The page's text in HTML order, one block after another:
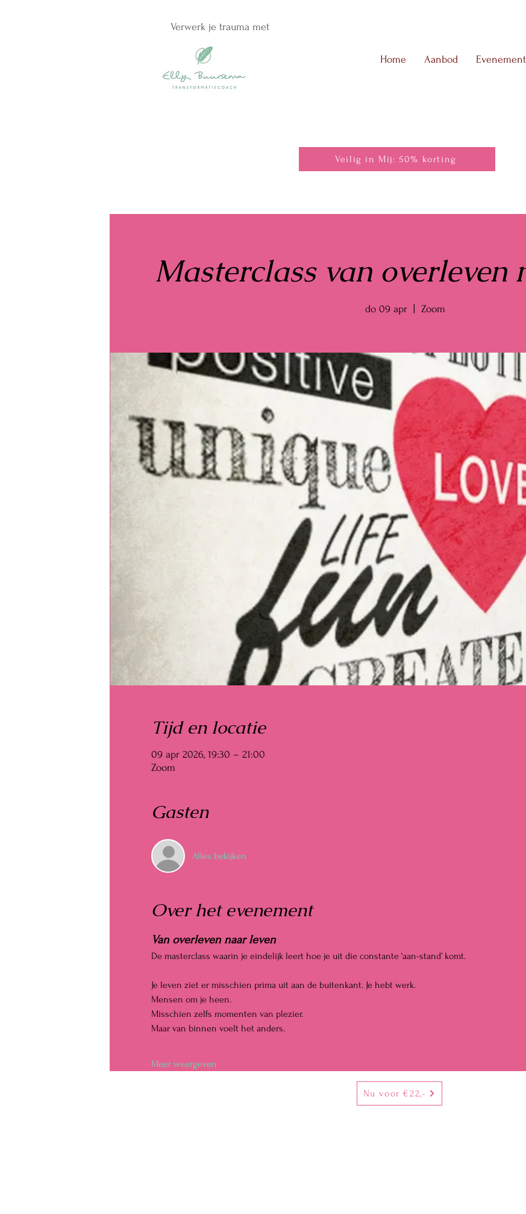
Verwerk je trauma met
Home Aanbod
Veilig in Mij: 50% korting
Masterclass van overleven
do 09 apr
  |
Zoom
Tijd en locatie
09 apr 2026, 19:30 – 21:00
Zoom
Gasten
Alles bekijken
Over het evenement
Van overleven naar leven
De masterclass waarin je eindelijk leert hoe je uit die constante ‘aan-stand’ komt.
Je leven ziet er misschien prima uit aan de buitenkant. Je hebt werk.
Mensen om je heen.
Misschien zelfs momenten van plezier.
Maar van binnen voelt het anders.
Meer weergeven
Nu voor €22,-